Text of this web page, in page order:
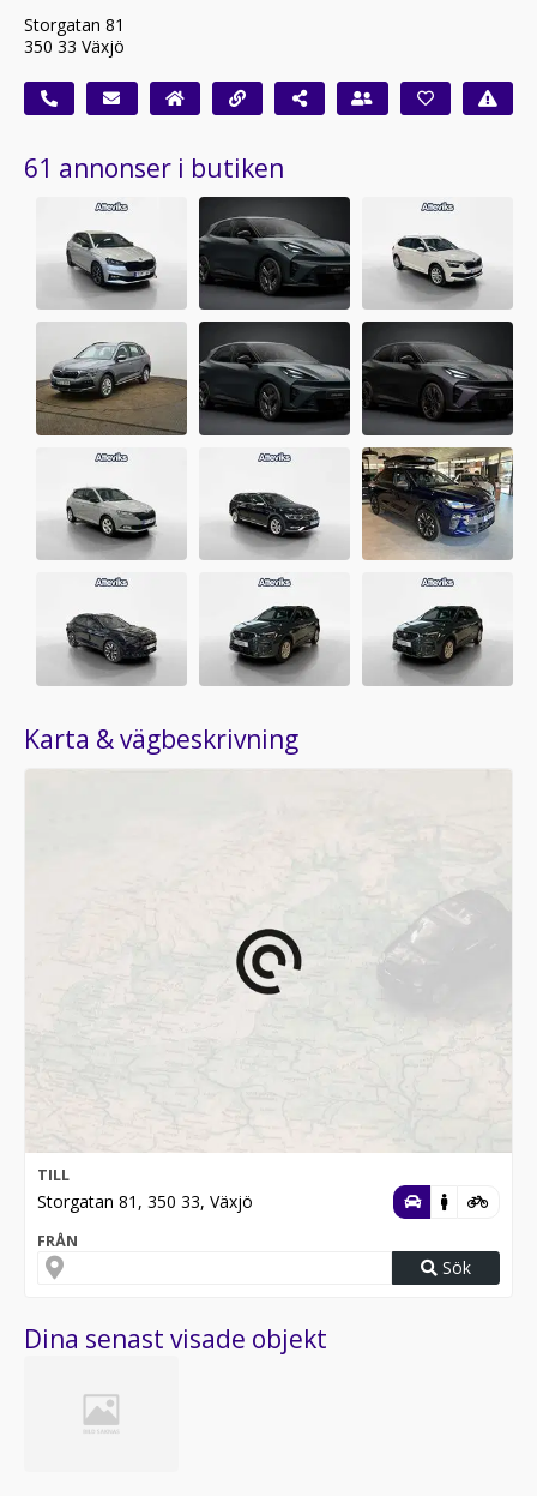
Storgatan 81
350 33 Växjö
61 annonser i butiken
Karta & vägbeskrivning
TILL
Storgatan 81, 350 33, Växjö
FRÅN
Sök
Dina senast visade objekt